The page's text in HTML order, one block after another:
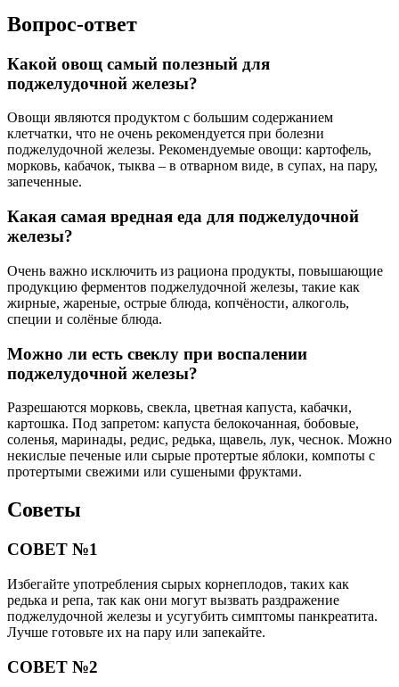
Вопрос-ответ
Какой овощ самый полезный для
поджелудочной железы?
Овощи являются продуктом с большим содержанием
клетчатки, что не очень рекомендуется при болезни
поджелудочной железы. Рекомендуемые овощи: картофель,
морковь, кабачок, тыква – в отварном виде, в супах, на пару,
запеченные.
Какая самая вредная еда для поджелудочной
железы?
Очень важно исключить из рациона продукты, повышающие
продукцию ферментов поджелудочной железы, такие как
жирные, жареные, острые блюда, копчёности, алкоголь,
специи и солёные блюда.
Можно ли есть свеклу при воспалении
поджелудочной железы?
Разрешаются морковь, свекла, цветная капуста, кабачки,
картошка. Под запретом: капуста белокочанная, бобовые,
соленья, маринады, редис, редька, щавель, лук, чеснок. Можно
некислые печеные или сырые протертые яблоки, компоты с
протертыми свежими или сушеными фруктами.
Советы
СОВЕТ №1
Избегайте употребления сырых корнеплодов, таких как
редька и репа, так как они могут вызвать раздражение
поджелудочной железы и усугубить симптомы панкреатита.
Лучше готовьте их на пару или запекайте.
СОВЕТ №2